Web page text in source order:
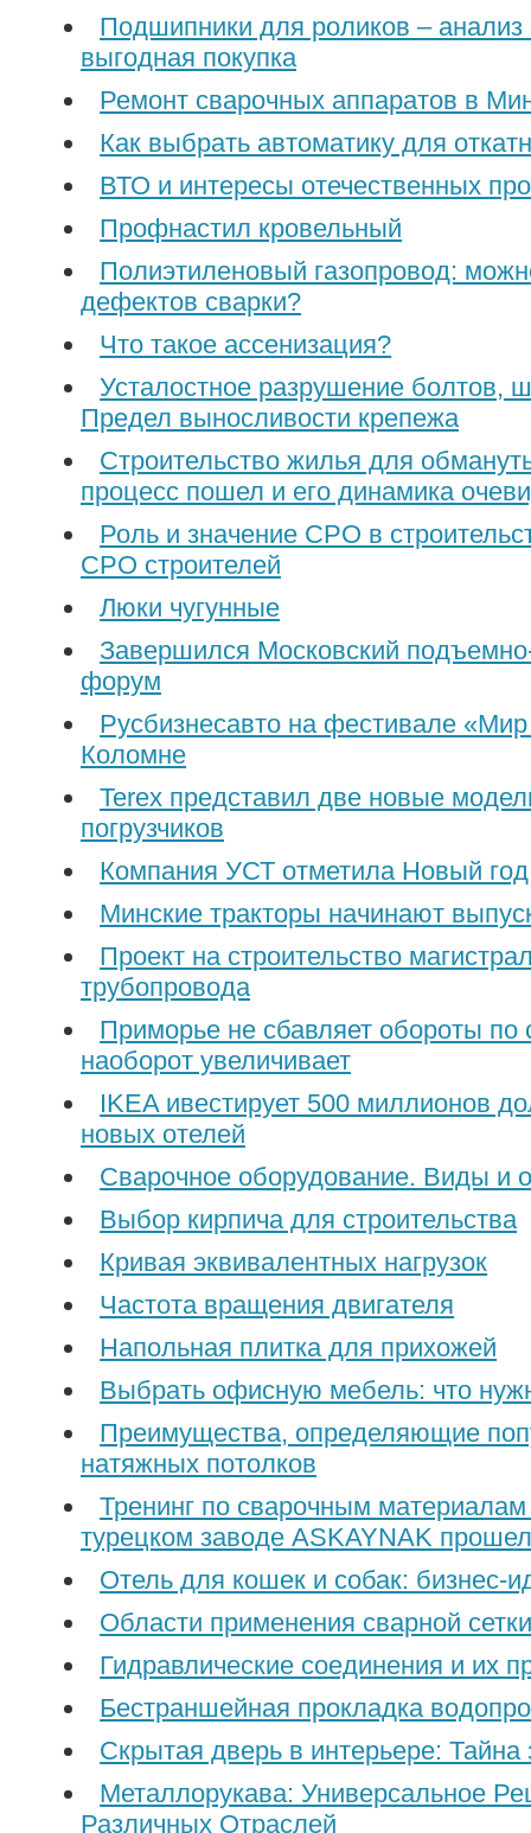
Подшипники для роликов – анализ
выгодная покупка
Ремонт сварочных аппаратов в
Как выбрать автоматику для
ВТО и интересы отечественных
Профнастил кровельный
Полиэтиленовый газопровод:
дефектов сварки?
Что такое ассенизация?
Усталостное разрушение болтов,
Предел выносливости крепежа
Строительство жилья для
процесс пошел и его динамика
Роль и значение СРО в
СРО строителей
Люки чугунные
Завершился Московский
форум
Русбизнесавто на фестивале
Коломне
Terex представил две новые
погрузчиков
Компания УСТ отметила Новый
Минские тракторы начинают
Проект на строительство
трубопровода
Приморье не сбавляет обороты по
наоборот увеличивает
IKEA ивестирует 500 миллионов
новых отелей
Сварочное оборудование. Виды и
Выбор кирпича для строительства
Кривая эквивалентных нагрузок
Частота вращения двигателя
Напольная плитка для прихожей
Выбрать офисную мебель: что
Преимущества, определяющие
натяжных потолков
Тренинг по сварочным
турецком заводе ASKAYNAK
Отель для кошек и собак: бизнес-
Области применения сварной
Гидравлические соединения и их
Бестраншейная прокладка
Скрытая дверь в интерьере: Тайна
Металлорукава: Универсальное
Различных Отраслей